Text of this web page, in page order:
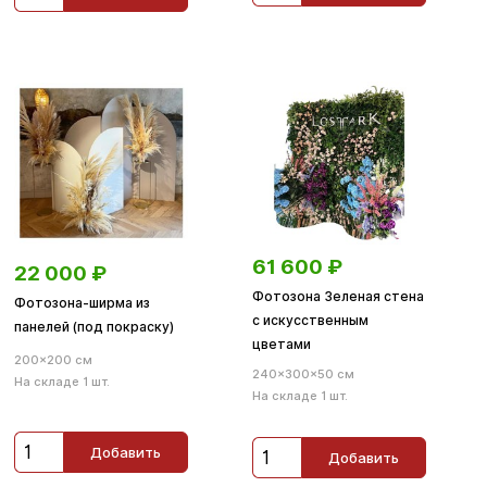
22 000 ₽
Фотозона-ширма из
панелей (под покраску)
200×200 см
На складе 1 шт.
Добавить
61 600 ₽
Фотозона Зеленая стена
с искусственным
цветами
240×300×50 см
На складе 1 шт.
Добавить